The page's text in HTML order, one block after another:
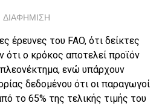
ΔΙΑΦΗΜΙΣΗ
του FAO, ότι δείκτες
ότι ο κρόκος αποτελεί προϊόν
ενώ υπάρχουν
δεδομένου ότι οι παραγωγοί
το 65% της τελικής τιμής του